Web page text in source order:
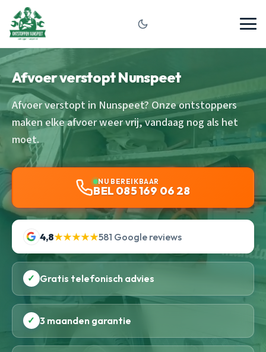
Afvoer verstopt Nunspeet
Afvoer verstopt in Nunspeet? Onze ontstoppers
maken elke afvoer weer vrij, vandaag nog als het
moet.
NU BEREIKBAAR
BEL 085 169 06 28
4,8★★★★★581 Google reviews
✓ Gratis telefonisch advies
✓ 3 maanden garantie